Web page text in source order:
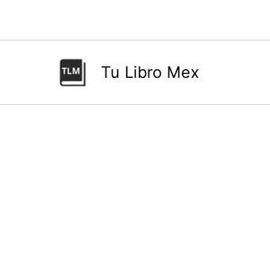
Tu Libro Mex